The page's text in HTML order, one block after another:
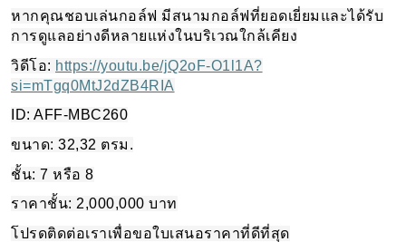
หากคุณชอบเล่นกอล์ฟ มีสนามกอล์ฟที่ยอดเยี่ยมและได้รับ
การดูแลอย่างดีหลายแห่งในบริเวณใกล้เคียง
วิดีโอ: https://youtu.be/jQ2oF-O1l1A?
si=mTgq0MtJ2dZB4RIA
ID: AFF-MBC260
ขนาด: 32,32 ตรม.
ชั้น: 7 หรือ 8
ราคาชั้น: 2,000,000 บาท
โปรดติดต่อเราเพื่อขอใบเสนอราคาที่ดีที่สุด